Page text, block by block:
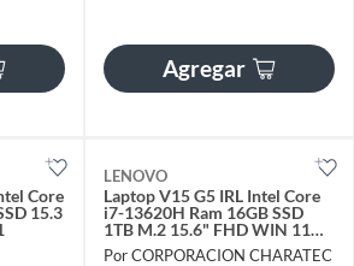
Agregar
Core
15.3
LENOVO
Laptop V15 G5 IRL Intel Core
i7-13620H Ram 16GB SSD
1TB M.2 15.6" FHD WIN 11
PRO
Por CORPORACION CHARATEC